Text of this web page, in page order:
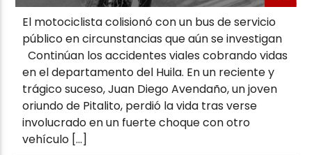
El motociclista colisionó con un bus de servicio
público en circunstancias que aún se investigan
Continúan los accidentes viales cobrando vidas
en el departamento del Huila. En un reciente y
trágico suceso, Juan Diego Avendaño, un joven
oriundo de Pitalito, perdió la vida tras verse
involucrado en un fuerte choque con otro
vehículo […]